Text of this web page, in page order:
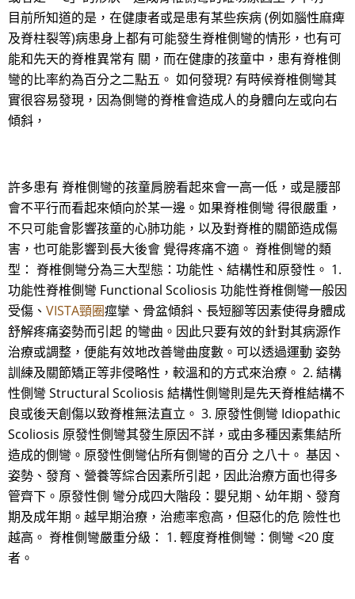
目前所知道的是，在健康者或是患有某些疾病 (例如腦性麻痺
及脊柱裂等)病患身上都有可能發生脊椎側彎的情形，也有可
能和先天的脊椎異常有 關，而在健康的孩童中，患有脊椎側
彎的比率約為百分之二點五。 如何發現? 有時候脊椎側彎其
實很容易發現，因為側彎的脊椎會造成人的身體向左或向右
傾斜，
許多患有 脊椎側彎的孩童肩膀看起來會一高一低，或是腰部
會不平行而看起來傾向於某一邊。如果脊椎側彎 得很嚴重，
不只可能會影響孩童的心肺功能，以及對脊椎的關節造成傷
害，也可能影響到長大後會 覺得疼痛不適。 脊椎側彎的類
型： 脊椎側彎分為三大型態：功能性、結構性和原發性。 1.
功能性脊椎側彎 Functional Scoliosis 功能性脊椎側彎一般因
受傷、 VISTA頸圈痙攣、骨盆傾斜、長短腳等因素使得身體成
舒解疼痛姿勢而引起 的彎曲。因此只要有效的針對其病源作
治療或調整，便能有效地改善彎曲度數。可以透過運動 姿勢
訓練及關節矯正等非侵略性，較溫和的方式來治療。 2. 結構
性側彎 Structural Scoliosis 結構性側彎則是先天脊椎結構不
良或後天創傷以致脊椎無法直立。 3. 原發性側彎 Idiopathic
Scoliosis 原發性側彎其發生原因不詳，或由多種因素集結所
造成的側彎。原發性側彎佔所有側彎的百分 之八十。 基因、
姿勢、發育、營養等綜合因素所引起，因此治療方面也得多
管齊下。原發性側 彎分成四大階段：嬰兒期、幼年期、發育
期及成年期。越早期治療，治癒率愈高，但惡化的危 險性也
越高。 脊椎側彎嚴重分級： 1. 輕度脊椎側彎：側彎 <20 度
者。